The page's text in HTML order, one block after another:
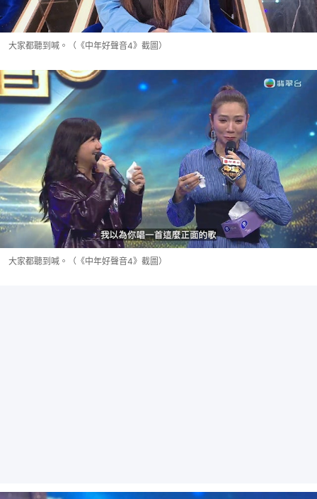
大家都聽到喊。（《中年好聲音4》截圖）
大家都聽到喊。（《中年好聲音4》截圖）